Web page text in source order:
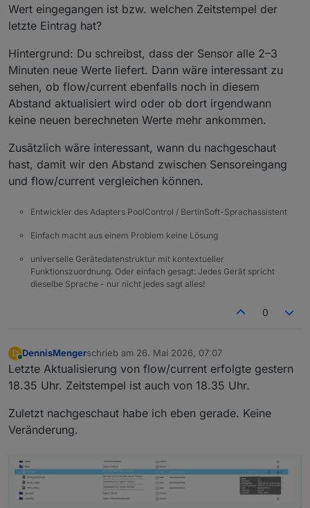
Wert eingegangen ist bzw. welchen Zeitstempel der
letzte Eintrag hat?
Hintergrund: Du schreibst, dass der Sensor alle 2–3
Minuten neue Werte liefert. Dann wäre interessant zu
sehen, ob flow/current ebenfalls noch in diesem
Abstand aktualisiert wird oder ob dort irgendwann
keine neuen berechneten Werte mehr ankommen.
Zusätzlich wäre interessant, wann du nachgeschaut
hast, damit wir den Abstand zwischen Sensoreingang
und flow/current vergleichen können.
Entwickler des Adapters PoolControl / BertinSoft-Sprachassistent
Einfach macht aus einem Problem keine Lösung
universelle Gerätedatenstruktur mit kontextueller
Funktionszuordnung. Oder einfach gesagt: Jedes Gerät spricht
dieselbe Sprache - nur nicht jedes sagt alles!
0
D
Online
DennisMengerschrieb am 26. Mai 2026, 07:07
zuletzt editiert von
Letzte Aktualisierung von flow/current erfolgte gestern
18.35 Uhr. Zeitstempel ist auch von 18.35 Uhr.
Zuletzt nachgeschaut habe ich eben gerade. Keine
Veränderung.